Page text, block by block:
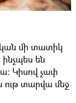
մի տատիկ
ինչպես են
Կիսով չափ
ութ տարվա մեջ